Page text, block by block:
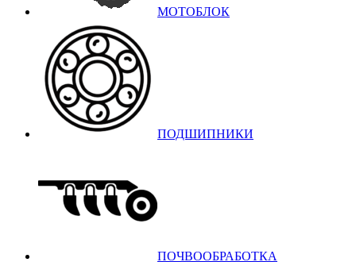
МОТОБЛОК
ПОДШИПНИКИ
ПОЧВООБРАБОТКА